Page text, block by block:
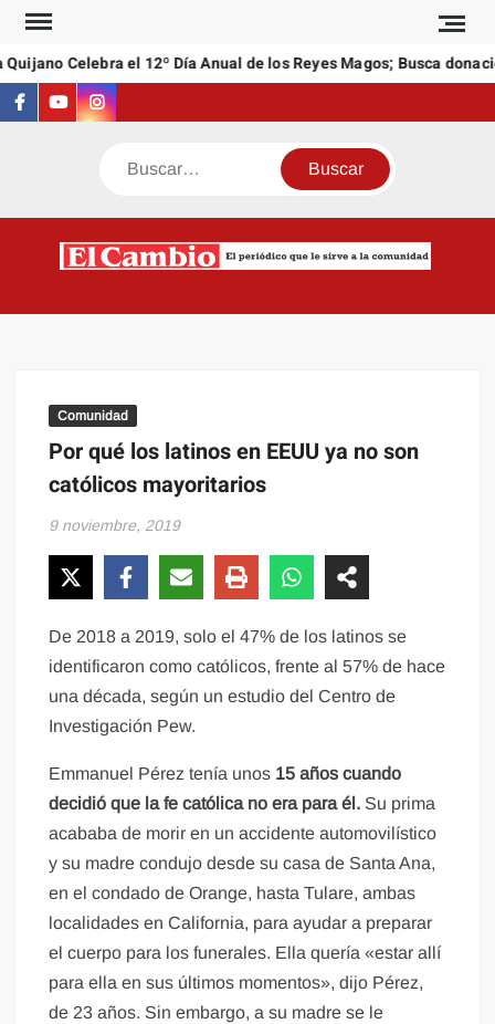
Saltar
contenidoCelebra el 12º Día Anual de los Reyes Magos; Busca
Facebook
YoutubeInstagram
Buscar
Comunidad
Por qué los latinos en EEUU ya no son
católicos mayoritarios
9 noviembre, 2019
De 2018 a 2019, solo el 47% de los latinos se
identificaron como católicos, frente al 57% de hace
una década, según un estudio del Centro de
Investigación Pew.
Emmanuel Pérez tenía unos 15 años cuando
decidió que la fe católica no era para él. Su prima
acababa de morir en un accidente automovilístico
y su madre condujo desde su casa de Santa Ana,
en el condado de Orange, hasta Tulare, ambas
localidades en California, para ayudar a preparar
el cuerpo para los funerales. Ella quería «estar allí
para ella en sus últimos momentos», dijo Pérez,
de 23 años. Sin embargo, a su madre se le